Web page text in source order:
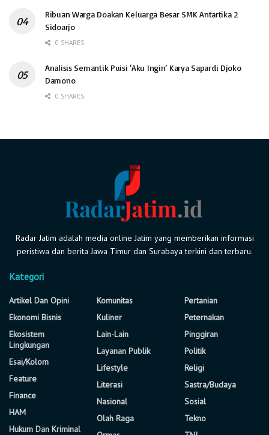
Ribuan Warga Doakan Keluarga Besar SMK Antartika 2
Sidoarjo
0 SHARES
Analisis Semantik Puisi ‘Aku Ingin’ Karya Sapardi Djoko
Damono
0 SHARES
Radar Jatim adalah media online Jatim yang memberikan informasi
peristiwa dan berita Jawa Timur dan Surabaya terkini dan terbaru.
Kategori
Artikel Dan Opini
Ekonomi Bisnis
Ekosistem
Lingkungan
Esai/Kolom
Feature
Finance
HAM
Hukum Dan Kriminal
Komunitas
Kuliner
Lain-Lain
Layanan Publik
Lifestyle
Literasi
Nasional
Olah Raga
Pertanian
Peternakan
Pinggiran
Politik
Religi
Sastra/Budaya
Sosial
Tekno